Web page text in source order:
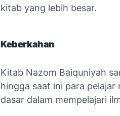
kitab yang lebih besar.
Keberkahan
Kitab Nazom Baiquniyah
hingga saat ini para pelajar
dasar dalam mempelajari